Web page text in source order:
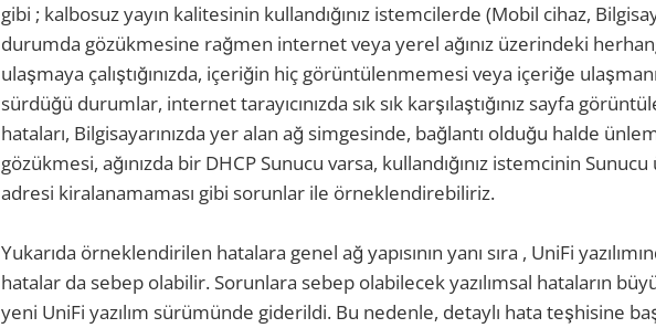
gibi ; kalbosuz yayın kalitesinin kullandığınız istemcilerde (Mobil cihaz,
durumda gözükmesine rağmen internet veya yerel ağınız üzerindeki
ulaşmaya çalıştığınızda, içeriğin hiç görüntülenmemesi veya içeriğe
sürdüğü durumlar, internet tarayıcınızda sık sık karşılaştığınız sayfa
hataları, Bilgisayarınızda yer alan ağ simgesinde, bağlantı olduğu halde
gözükmesi, ağınızda bir DHCP Sunucu varsa, kullandığınız istemcinin
adresi kiralanamaması gibi sorunlar ile örneklendirebiliriz.
Yukarıda örneklendirilen hatalara genel ağ yapısının yanı sıra , UniFi
hatalar da sebep olabilir. Sorunlara sebep olabilecek yazılımsal hataların
yeni UniFi yazılım sürümünde giderildi. Bu nedenle, detaylı hata teşhisine